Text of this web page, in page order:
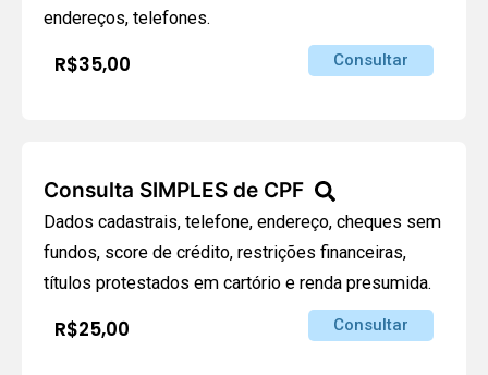
endereços, telefones.
R$35,00 Consultar
Consulta SIMPLES de CPF
Dados cadastrais, telefone, endereço, cheques sem
fundos, score de crédito, restrições financeiras,
títulos protestados em cartório e renda presumida.
R$25,00 Consultar